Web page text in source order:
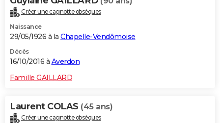
Créer une cagnotte obsèques
Naissance
29/05/1926 à la Chapelle-Vendômoise
Décès
16/10/2016 à Averdon
Famille GAILLARD
Laurent COLAS (45 ans)
Créer une cagnotte obsèques